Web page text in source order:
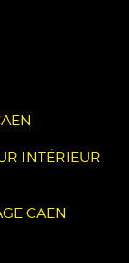
INTÉRIEUR
CAEN